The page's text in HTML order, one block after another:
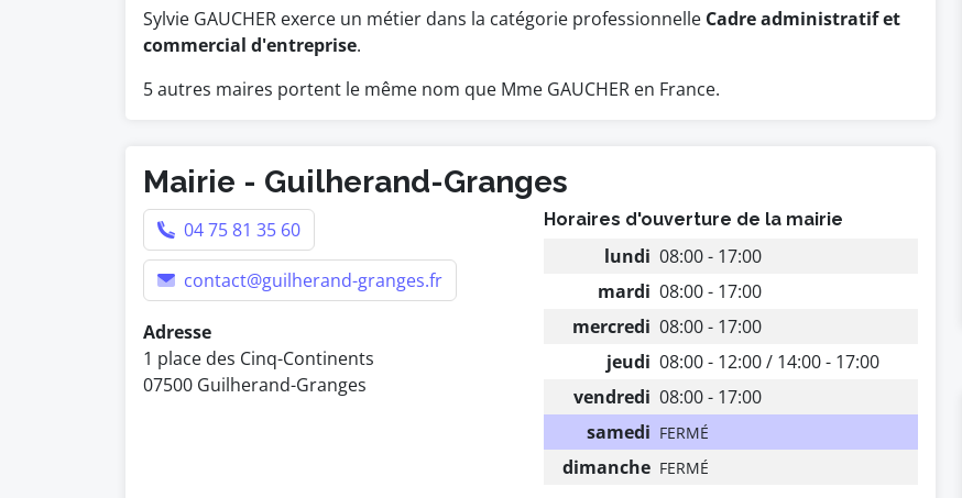
Sylvie GAUCHER exerce un métier dans la catégorie professionnelle Cadre administratif et
commercial d'entreprise.
5 autres maires portent le même nom que Mme GAUCHER en France.
Mairie - Guilherand-Granges
04 75 81 35 60
contact@guilherand-granges.fr
Adresse
1 place des Cinq-Continents
07500 Guilherand-Granges
Horaires d'ouverture de la mairie
lundi 08:00 - 17:00
mardi 08:00 - 17:00
mercredi 08:00 - 17:00
jeudi 08:00 - 12:00 / 14:00 - 17:00
vendredi 08:00 - 17:00
samedi FERMÉ
dimanche FERMÉ